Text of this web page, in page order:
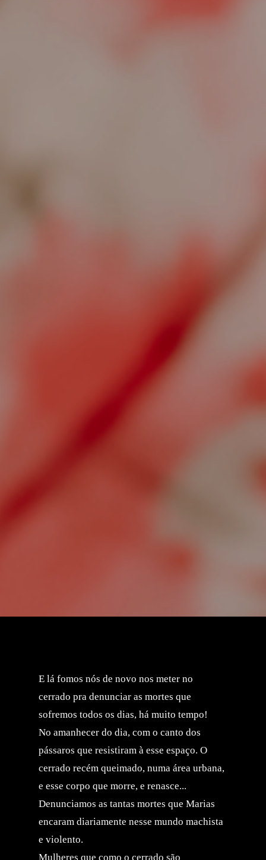
E lá fomos nós de novo nos meter no
cerrado pra denunciar as mortes que
sofremos todos os dias, há muito tempo!
No amanhecer do dia, com o canto dos
pássaros que resistiram à esse espaço. O
cerrado recém queimado, numa área urbana,
e esse corpo que morre, e renasce...
Denunciamos as tantas mortes que Marias
encaram diariamente nesse mundo machista
e violento.
Mulheres que como o cerrado são